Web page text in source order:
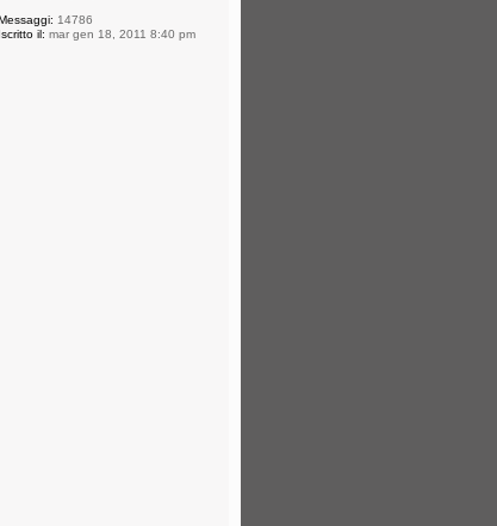
14786
Iscritto il: mar gen 18, 2011 8:40 pm